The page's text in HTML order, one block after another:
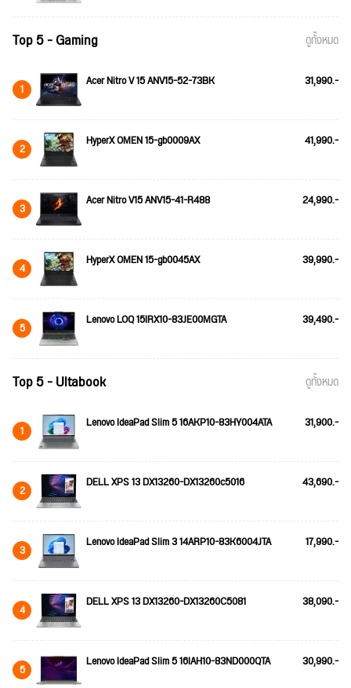
Top 5 - Gaming ดูทั้งหมด
1 Acer Nitro V 15 ANV15-52-73BK 31,990.-
2 HyperX OMEN 15-gb0009AX 41,990.-
3 Acer Nitro V15 ANV15-41-R488 24,990.-
4 HyperX OMEN 15-gb0045AX 39,990.-
5 Lenovo LOQ 15IRX10-83JE00MGTA 39,490.-
Top 5 - Ultabook ดูทั้งหมด
1 Lenovo IdeaPad Slim 5 16AKP10-83HY004ATA 31,900.-
2 DELL XPS 13 DX13260-DX13260c5016 43,690.-
3 Lenovo IdeaPad Slim 3 14ARP10-83K6004JTA 17,990.-
4 DELL XPS 13 DX13260-DX13260C5081 38,090.-
5 Lenovo IdeaPad Slim 5 16IAH10-83ND000QTA 30,990.-